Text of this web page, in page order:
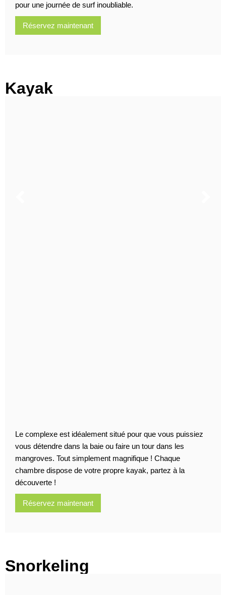
pour une journée de surf inoubliable.
Réservez maintenant
Kayak
Le complexe est idéalement situé pour que vous puissiez
vous détendre dans la baie ou faire un tour dans les
mangroves. Tout simplement magnifique ! Chaque
chambre dispose de votre propre kayak, partez à la
découverte !
Réservez maintenant
Snorkeling